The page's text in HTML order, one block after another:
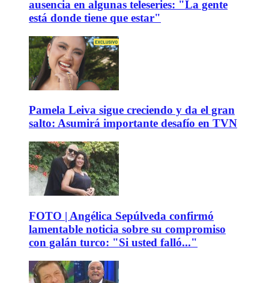
ausencia en algunas teleseries: "La gente
está donde tiene que estar"
Pamela Leiva sigue creciendo y da el gran
salto: Asumirá importante desafío en TVN
FOTO | Angélica Sepúlveda confirmó
lamentable noticia sobre su compromiso
con galán turco: "Si usted falló..."